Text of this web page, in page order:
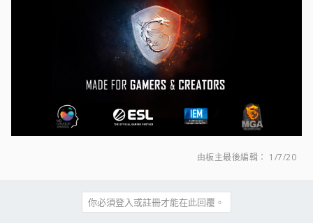
由板主最後編輯： 1/7/20
你必須登入或註冊才能在此回覆。